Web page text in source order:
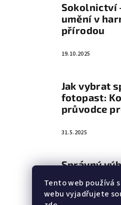
Tento web používá
webu vyjadřujete
Sokolnictví
umění v
přírodou
19.10.2025
Jak vybrat
fotopast:
průvodce
31.5.2025
Správný
5.6.2023